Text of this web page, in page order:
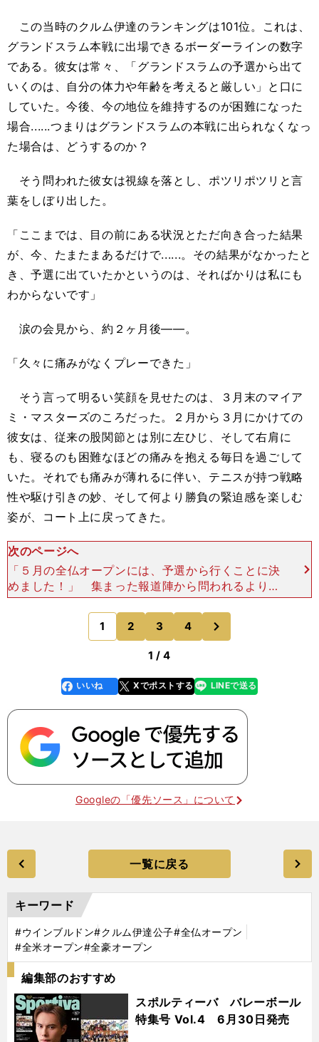
この当時のクルム伊達のランキングは101位。これは、
グランドスラム本戦に出場できるボーダーラインの数字
である。彼女は常々、「グランドスラムの予選から出て
いくのは、自分の体力や年齢を考えると厳しい」と口に
していた。今後、今の地位を維持するのが困難になった
場合......つまりはグランドスラムの本戦に出られなくなっ
た場合は、どうするのか？
そう問われた彼女は視線を落とし、ポツリポツリと言
葉をしぼり出した。
「ここまでは、目の前にある状況とただ向き合った結果
が、今、たまたまあるだけで......。その結果がなかったと
き、予選に出ていたかというのは、そればかりは私にも
わからないです」
涙の会見から、約２ヶ月後――。
「久々に痛みがなくプレーできた」
そう言って明るい笑顔を見せたのは、３月末のマイア
ミ・マスターズのころだった。２月から３月にかけての
彼女は、従来の股関節とは別に左ひじ、そして右肩に
も、寝るのも困難なほどの痛みを抱える毎日を過ごして
いた。それでも痛みが薄れるに伴い、テニスが持つ戦略
性や駆け引きの妙、そして何より勝負の緊迫感を楽しむ
姿が、コート上に戻ってきた。
次のページへ
「５月の全仏オープンには、予選から行くことに決
めました！」 集まった報道陣から問われるよりも
先に、彼女は自ら宣言する。「正直、去年からケガ
が続いて、自分の気持ちとは裏腹に思うように動け
なくなり
1 2 3 4
のページへ
1 / 4
faceboo
k
いいね Xでポストする
line LINEで送る
Googleの「優先ソース」について
一覧に戻る
キーワード
#ウインブルドン#クルム伊達公子#全仏オープン
#全米オープン#全豪オープン
編集部のおすすめ
スポルティーバ バレーボール
特集号 Vol.4 6月30日発売